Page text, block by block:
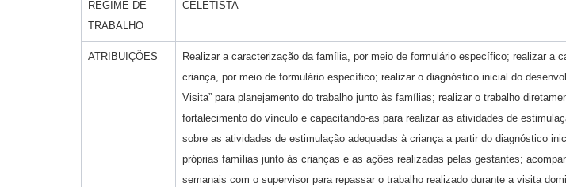
REGIME DE
TRABALHO
CELETISTA
ATRIBUIÇÕES
Realizar a caracterização da família, por meio de formulário específico; realizar
criança, por meio de formulário específico; realizar o diagnóstico inicial do
Visita” para planejamento do trabalho junto às famílias; realizar o trabalho
fortalecimento do vínculo e capacitando-as para realizar as atividades de
sobre as atividades de estimulação adequadas à criança a partir do diagnóstico
próprias famílias junto às crianças e as ações realizadas pelas gestantes;
semanais com o supervisor para repassar o trabalho realizado durante a visita